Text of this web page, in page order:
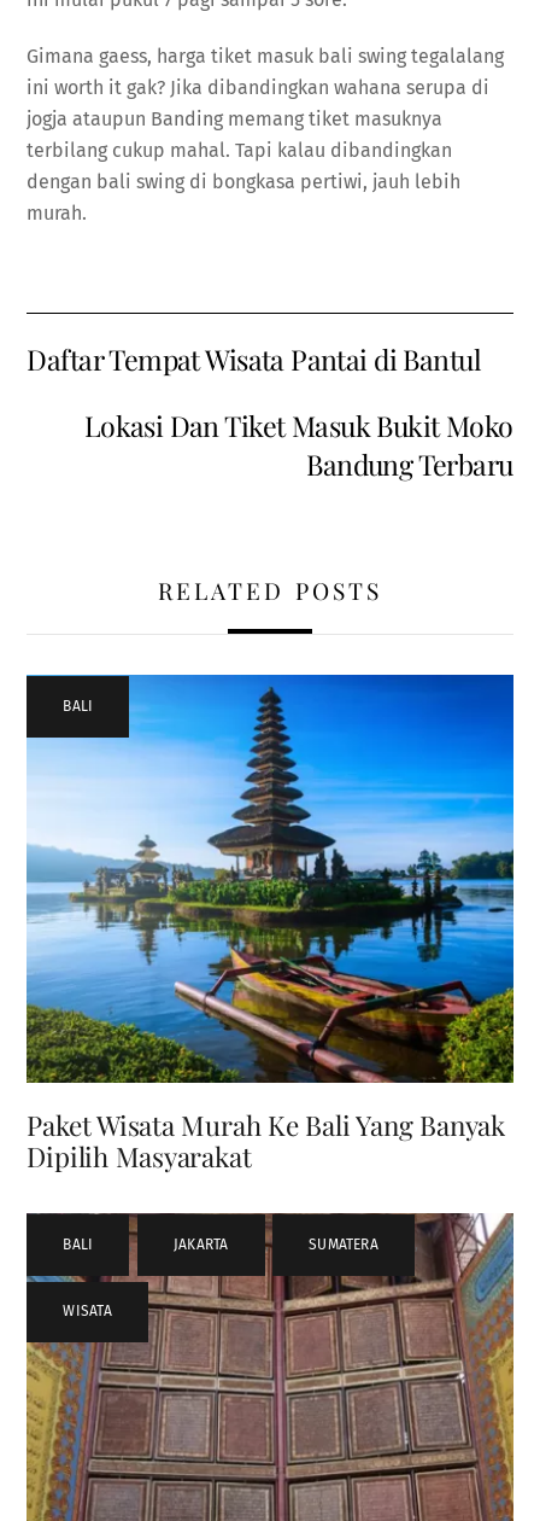
Gimana gaess, harga tiket masuk bali swing tegalalang
ini worth it gak? Jika dibandingkan wahana serupa di
jogja ataupun Banding memang tiket masuknya
terbilang cukup mahal. Tapi kalau dibandingkan
dengan bali swing di bongkasa pertiwi, jauh lebih
murah.
Daftar Tempat Wisata Pantai di Bantul
Lokasi Dan Tiket Masuk Bukit Moko
Bandung Terbaru
RELATED POSTS
BALI
Paket Wisata Murah Ke Bali Yang Banyak
Dipilih Masyarakat
BALI , JAKARTA , SUMATERA ,
WISATA